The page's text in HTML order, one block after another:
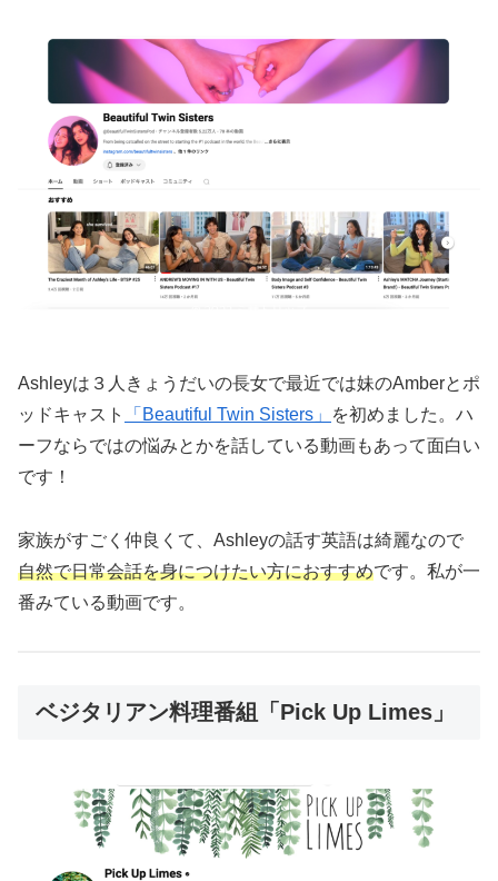
Ashleyは３人きょうだいの長女で最近では妹のAmberとポ
ッドキャスト
「Beautiful Twin Sisters」
を初めました。ハ
ーフならではの悩みとかを話している動画もあって面白い
です！
家族がすごく仲良くて、Ashleyの話す英語は綺麗なので
自然で日常会話を身につけたい方におすすめです。私が一
番みている動画です。
ベジタリアン料理番組「Pick Up Limes」